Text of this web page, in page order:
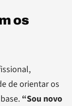
os
de orientar os
“Sou novo